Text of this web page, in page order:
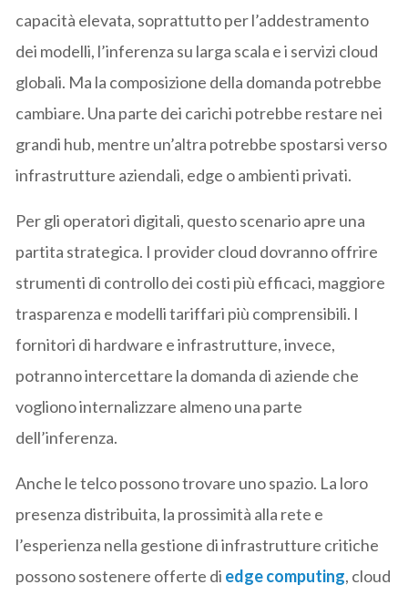
capacità elevata, soprattutto per l’addestramento
dei modelli, l’inferenza su larga scala e i servizi cloud
globali. Ma la composizione della domanda potrebbe
cambiare. Una parte dei carichi potrebbe restare nei
grandi hub, mentre un’altra potrebbe spostarsi verso
infrastrutture aziendali, edge o ambienti privati.
Per gli operatori digitali, questo scenario apre una
partita strategica. I provider cloud dovranno offrire
strumenti di controllo dei costi più efficaci, maggiore
trasparenza e modelli tariffari più comprensibili. I
fornitori di hardware e infrastrutture, invece,
potranno intercettare la domanda di aziende che
vogliono internalizzare almeno una parte
dell’inferenza.
Anche le telco possono trovare uno spazio. La loro
presenza distribuita, la prossimità alla rete e
l’esperienza nella gestione di infrastrutture critiche
possono sostenere offerte di edge computing, cloud